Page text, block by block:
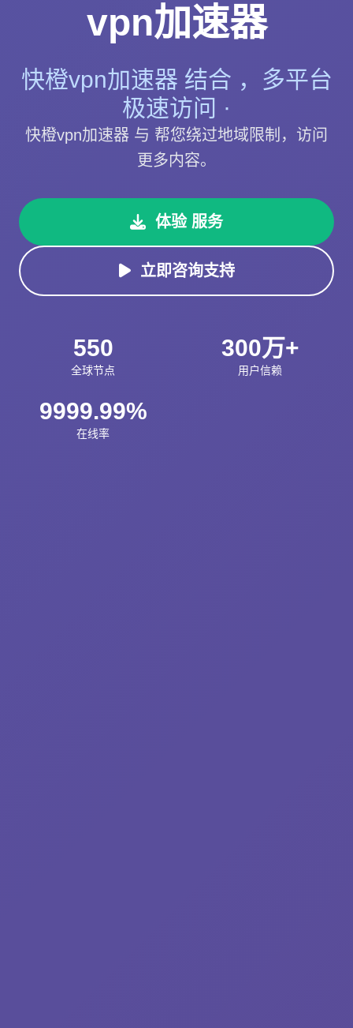
vpn加速器
快橙vpn加速器 结合 ，多平台
极速访问 ·
快橙vpn加速器 与 帮您绕过地域限制，访问
更多内容。
体验 服务
立即咨询支持
550
全球节点
300万+
用户信赖
9999.99%
在线率